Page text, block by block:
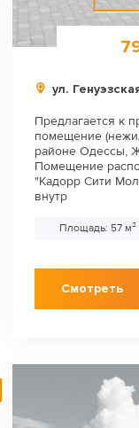
ул.
Предлагается к
помещение
районе Одессы,
Помещение
"Кадорр Сити
внутр
Площадь: 57 м²
Смотреть